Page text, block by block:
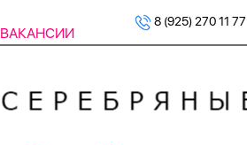
ВАКАНСИИ
8 (925) 270 11 77